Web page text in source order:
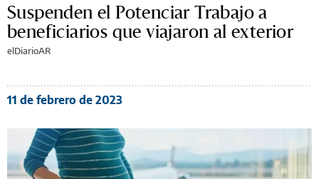
Suspenden el Potenciar Trabajo a
beneficiarios que viajaron al exterior
elDiarioAR
11 de febrero de 2023